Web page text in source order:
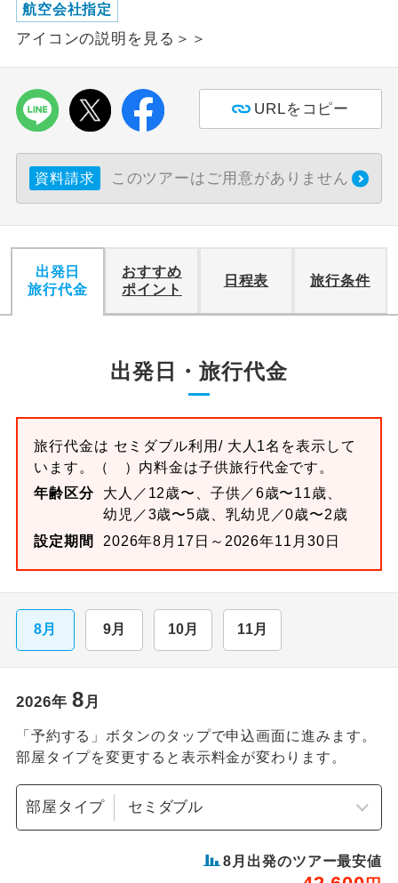
航空会社指定
アイコンの説明を見る＞＞
URLをコピー
資料請求 このツアーはご用意がありません
出発日
旅行代金
おすすめ
ポイント
日程表 旅行条件
出発日・旅行代金
旅行代金は セミダブル利用/ 大人1名を表示して
います。
（ ）内料金は子供旅行代金です。
年齢区分
大人／12歳〜、子供／6歳〜11歳、
幼児／3歳〜5歳、乳幼児／0歳〜2歳
設定期間
2026年8月17日～2026年11月30日
8月 9月 10月 11月
2026年 8月
「予約する」ボタンのタップで申込画面に進みます。
部屋タイプを変更すると表示料金が変わります。
部屋タイプ
8 月出発のツアー最安値